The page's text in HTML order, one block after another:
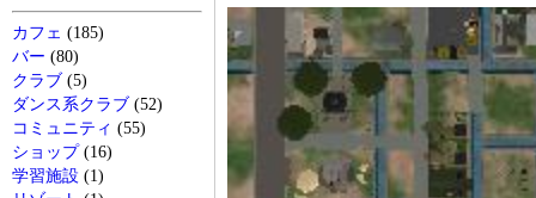
カフェ (185)
バー (80)
クラブ (5)
ダンス系クラブ (52)
コミュニティ (55)
ショップ(16)
学習施設 (1)